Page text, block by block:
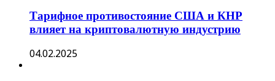
Тарифное противостояние США и КНР
влияет на криптовалютную индустрию
04.02.2025